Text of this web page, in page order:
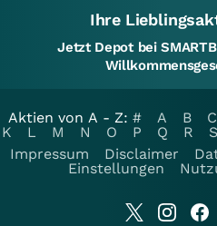
Ihre
Jetzt Depot bei
Aktien von A - Z: # A B C
K
L M N O P Q R S
Impressum
Disclaimer
Einstellungen